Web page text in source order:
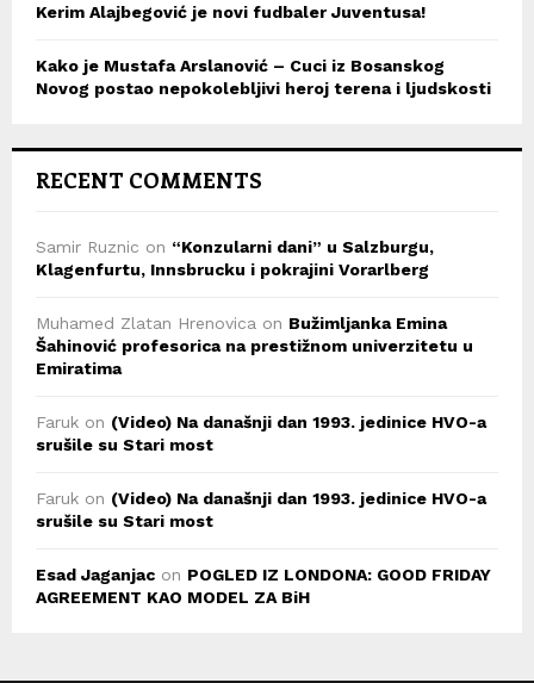
Kerim Alajbegović je novi fudbaler Juventusa!
Kako je Mustafa Arslanović – Cuci iz Bosanskog
Novog postao nepokolebljivi heroj terena i ljudskosti
RECENT COMMENTS
Samir Ruznic on “Konzularni dani” u Salzburgu,
Klagenfurtu, Innsbrucku i pokrajini Vorarlberg
Muhamed Zlatan Hrenovica on Bužimljanka Emina
Šahinović profesorica na prestižnom univerzitetu u
Emiratima
Faruk on (Video) Na današnji dan 1993. jedinice HVO-a
srušile su Stari most
Faruk on (Video) Na današnji dan 1993. jedinice HVO-a
srušile su Stari most
Esad Jaganjac on POGLED IZ LONDONA: GOOD FRIDAY
AGREEMENT KAO MODEL ZA BiH